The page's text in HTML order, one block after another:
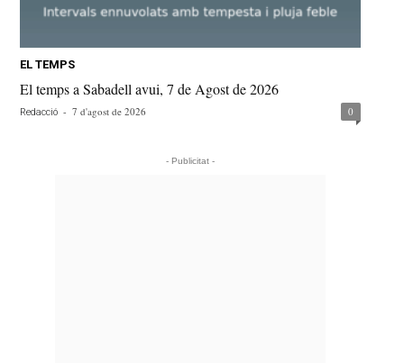
EL TEMPS
El temps a Sabadell avui, 7 de Agost de 2026
Redacció - 7 d'agost de 2026 0
- Publicitat -